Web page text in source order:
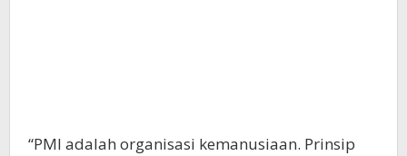
“PMI adalah organisasi kemanusiaan. Prinsip